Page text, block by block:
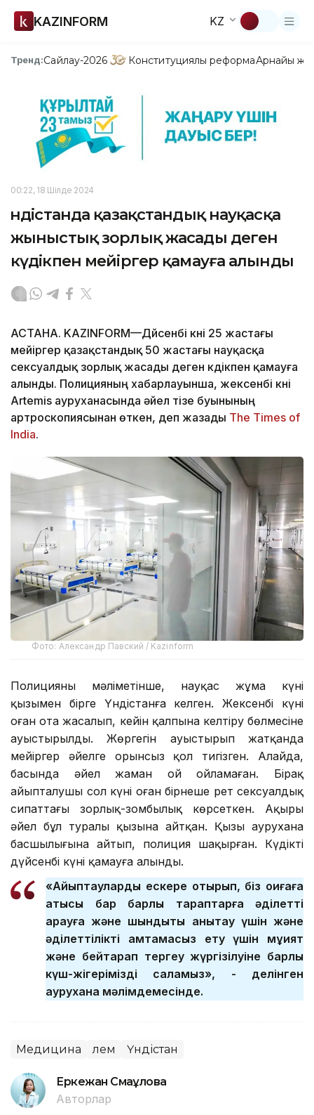
KAZINFORM KZ
Тренд:Сайлау-2026 Конституциялық реформаАрнайы
00:22, 18 Шілде 2024
Үндістанда қазақстандық науқасқа
жыныстық зорлық жасады деген
күдікпен мейіргер қамауға алынды
АСТАНА. KAZINFORM—Дүйсенбі күні 25 жастағы
мейіргер қазақстандық 50 жастағы науқасқа
сексуалдық зорлық жасады деген күдікпен қамауға
алынды. Полицияның хабарлауынша, жексенбі күні
Artemis ауруханасында әйел тізе буынының
артроскопиясынан өткен, деп жазады The Times of
India.
Фото: Александр Павский / Kazinform
Полицияның мәліметінше, науқас жұма күні
қызымен бірге Үндістанға келген. Жексенбі күні
оған ота жасалып, кейін қалпына келтіру бөлмесіне
ауыстырылды. Жөргегін ауыстырып жатқанда
мейіргер әйелге орынсыз қол тигізген. Алайда,
басында әйел жаман ой ойламаған. Бірақ
айыпталушы сол күні оған бірнеше рет сексуалдық
сипаттағы зорлық-зомбылық көрсеткен. Ақыры
әйел бұл туралы қызына айтқан. Қызы аурухана
басшылығына айтып, полиция шақырған. Күдікті
дүйсенбі күні қамауға алынды.
«Айыптауларды ескере отырып, біз оқиғаға
қатысы бар барлық тараптарға әділетті
қарауға және шындықты анықтау үшін және
әділеттілікті қамтамасыз ету үшін мұқият
және бейтарап тергеу жүргізілуіне барлық
күш-жігерімізді саламыз», - делінген
аурухана мәлімдемесінде.
Медицина Әлем Үндістан
Еркежан Смағұлова
Авторлар